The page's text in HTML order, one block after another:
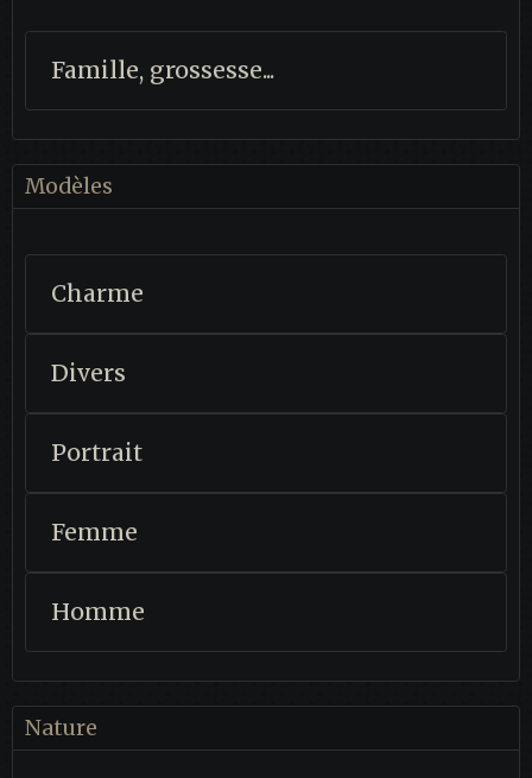
Famille, grossesse...
Modèles
Charme
Divers
Portrait
Femme
Homme
Nature